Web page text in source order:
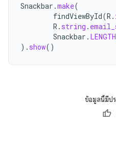
Snackbar .make(
findViewById(R .
R . string .
Snackbar .
). show()
ข้อมูลนี้มีป